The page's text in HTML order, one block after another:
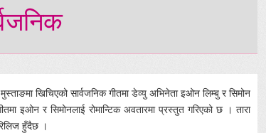
खिचिएको सार्वजनिक गीतमा डेव्यु अभिनेता इओन लिम्बु र सिमोन
इओन र सिमोनलाई रोमान्टिक अवतारमा प्रस्तुत गरिएको छ । तारा
हुँदैछ ।